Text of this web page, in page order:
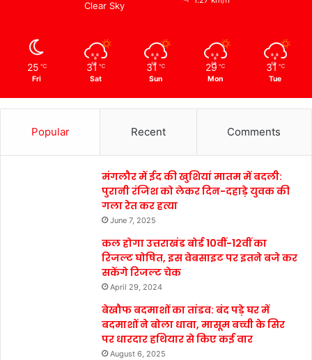
Clear Sky
25 ℃
Fri
31 ℃
Sat
31 ℃
Sun
29 ℃
Mon
31 ℃
Tue
Popular Recent Comments
मंगलौर में ईद की खुशियां मातम में बदली:
पुरानी रंजिश को लेकर दिन-दहाड़े युवक की
गला रेत कर हत्या
June 7, 2025
कल होगा उत्तराखंड बोर्ड 10वीं-12वीं का
रिजल्ट घोषित, इस वेबसाइट पर इतने बजे कर
सकेंगे रिजल्ट चेक
April 29, 2024
बेखौफ बदमाशों का तांडव: बंद पड़े घर में
बदमाशों ने बोला धावा, मासूम बच्ची के सिर
पर धारदार हथियार से किए कई वार
August 6, 2025